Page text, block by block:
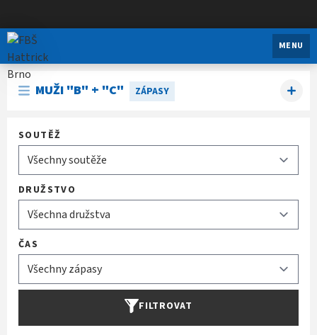
FBŠ Hattrick Brno
MENU
MUŽI "B" + "C" ZÁPASY
SOUTĚŽ
DRUŽSTVO
ČAS
FILTROVAT